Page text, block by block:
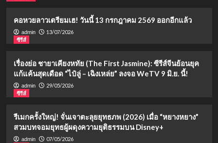
คอหวยลาวเตรียมเฮ! วันนี้ 13 กรกฎาคม 2569 ออกอีกแล้ว
admin
13/07/2026
ซีรีส์
เรื่องย่อ ชายาเคียงหทัย (The First Jasmine): ซีรีส์จีนย้อนยุค
แก้แค้นสุดเดือด “ไป๋ลู่ – เฉิงเหล่ย” ลงจอ WeTV 9 มิ.ย. นี้!
admin
29/05/2026
ซีรีส์
รีเมกครั้งใหญ่! จั่นเจาตะลุยยุทธภพ (2026) เมื่อ “หยางหยาง”
สวมบทจอมยุทธผู้ผดุงความยุติธรรมบน Disney+
admin
07/05/2026